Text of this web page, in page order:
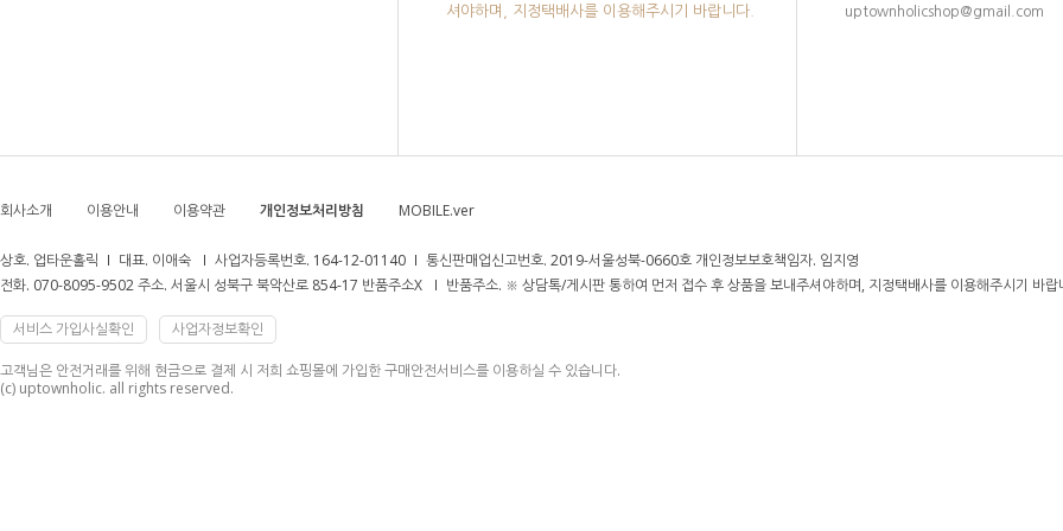
셔야하며, 지정택배사를 이용해주시기 바랍니다. uptownholicshop@gmail.com
회사소개 이용안내 이용약관 개인정보처리방침 MOBILE.ver
상호. 업타운홀릭 대표. 이애숙 사업자등록번호. 164-12-01140
통신판매업신고번호. 2019-서울성북-0660호 개인정보보호책임자. 임지영
전화. 070-8095-9502 주소. 서울시 성북구 북악산로 854-17 반품주소X
반품주소. ※ 상담톡/게시판 통하여 먼저 접수 후 상품을 보내주셔야하며, 지정택배사를 이용해주시기 바랍
서비스 가입사실확인 사업자정보확인
고객님은 안전거래를 위해 현금으로 결제 시 저희 쇼핑몰에 가입한 구매안전서비스를 이용하실 수 있습니다.
(c) uptownholic. all rights reserved.